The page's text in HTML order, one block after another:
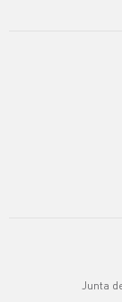
Junta